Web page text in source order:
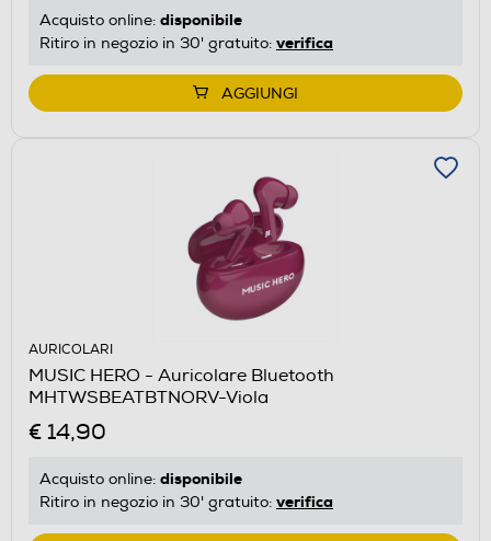
Acquisto online: disponibile
Ritiro in negozio in 30' gratuito: verifica
AGGIUNGI
AURICOLARI
MUSIC HERO - Auricolare Bluetooth
MHTWSBEATBTNORV-Viola
€ 14,90
Acquisto online: disponibile
Ritiro in negozio in 30' gratuito: verifica